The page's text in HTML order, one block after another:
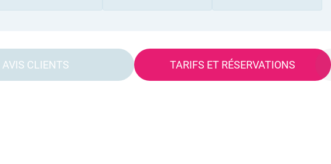
AVIS CLIENTS TARIFS ET RÉSERVATIONS